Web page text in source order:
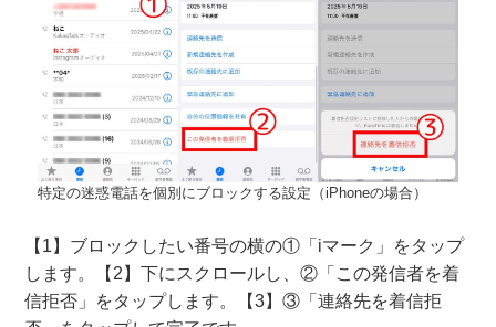
特定の迷惑電話を個別にブロックする設定（iPhoneの場合）
【1】ブロックしたい番号の横の①「iマーク」をタップ
します。【2】下にスクロールし、②「この発信者を着
信拒否」をタップします。【3】③「連絡先を着信拒